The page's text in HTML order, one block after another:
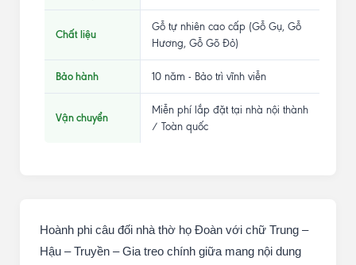
Chất liệu
Gỗ tự nhiên cao cấp (Gỗ Gụ, Gỗ
Hương, Gỗ Gõ Đỏ)
Bảo hành 10 năm - Bảo trì vĩnh viễn
Vận chuyển
Miễn phí lắp đặt tại nhà nội thành
/ Toàn quốc
Hoành phi câu đối nhà thờ họ Đoàn với chữ Trung –
Hậu – Truyền – Gia treo chính giữa mang nội dung